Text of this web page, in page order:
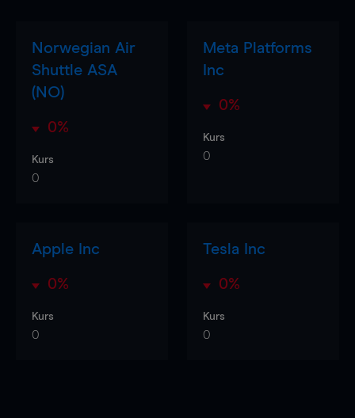
Norwegian Air
Shuttle ASA
(NO)
0%
Kurs
0
Meta Platforms
Inc
0%
Kurs
0
Apple Inc
0%
Kurs
0
Tesla Inc
0%
Kurs
0